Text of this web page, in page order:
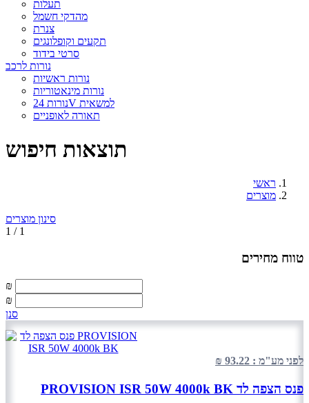
תעלות
מהדקי חשמל
צנרת
תקעים וקופלונגים
סרטי בידוד
נורות לרכב
נורות ראשיות
נורות מינאטוריות
נורות 24V למשאית
תאורה לאופניים
תוצאות חיפוש
ראשי
מוצרים
סינון מוצרים
1 / 1
טווח מחירים
₪
₪
סנן
לפני מע"מ : 93.22 ₪
פנס הצפה לד PROVISION ISR 50W 4000k BK